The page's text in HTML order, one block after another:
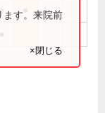
●ます。来院前
×閉じる